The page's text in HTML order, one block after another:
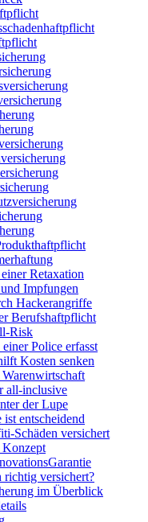
Retaxation
Impfungen
Hackerangriffe
Berufshaftpflicht
Risk
Police erfasst
Kosten senken
all-inclusive
der Lupe
entscheidend
Schäden versichert
Konzept
richtig versichert?
im Überblick